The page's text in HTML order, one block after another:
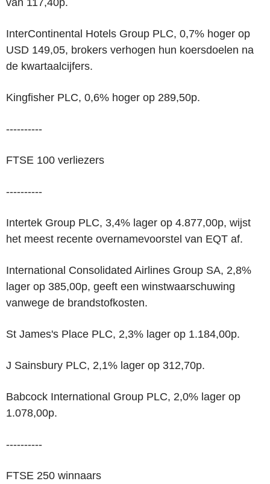
van 117,40p.
InterContinental Hotels Group PLC, 0,7% hoger op
USD 149,05, brokers verhogen hun koersdoelen na
de kwartaalcijfers.
Kingfisher PLC, 0,6% hoger op 289,50p.
----------
FTSE 100 verliezers
----------
Intertek Group PLC, 3,4% lager op 4.877,00p, wijst
het meest recente overnamevoorstel van EQT af.
International Consolidated Airlines Group SA, 2,8%
lager op 385,00p, geeft een winstwaarschuwing
vanwege de brandstofkosten.
St James's Place PLC, 2,3% lager op 1.184,00p.
J Sainsbury PLC, 2,1% lager op 312,70p.
Babcock International Group PLC, 2,0% lager op
1.078,00p.
----------
FTSE 250 winnaars